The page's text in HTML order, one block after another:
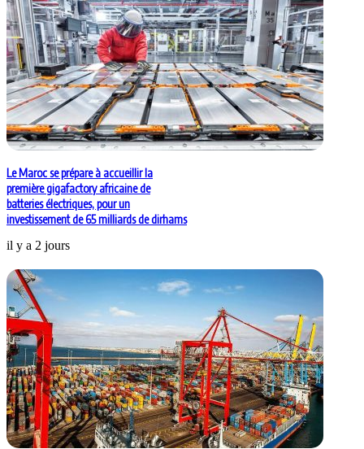
Le Maroc se prépare à accueillir la
première gigafactory africaine de
batteries électriques, pour un
investissement de 65 milliards de dirhams
il y a 2 jours